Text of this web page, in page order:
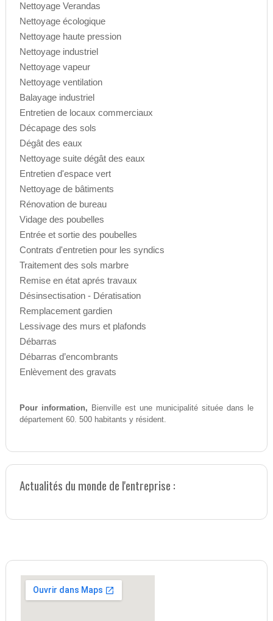
Nettoyage Verandas
Nettoyage écologique
Nettoyage haute pression
Nettoyage industriel
Nettoyage vapeur
Nettoyage ventilation
Balayage industriel
Entretien de locaux commerciaux
Décapage des sols
Dégât des eaux
Nettoyage suite dégât des eaux
Entretien d'espace vert
Nettoyage de bâtiments
Rénovation de bureau
Vidage des poubelles
Entrée et sortie des poubelles
Contrats d'entretien pour les syndics
Traitement des sols marbre
Remise en état aprés travaux
Désinsectisation - Dératisation
Remplacement gardien
Lessivage des murs et plafonds
Débarras
Débarras d’encombrants
Enlèvement des gravats
Pour information, Bienville est une municipalité située dans le
département 60. 500 habitants y résident.
Actualités du monde de l'entreprise :